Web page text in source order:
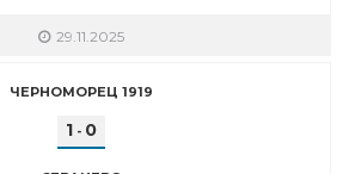
29.11.2025
ЧЕРНОМОРЕЦ 1919
1 - 0